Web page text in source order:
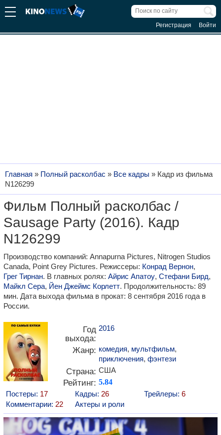
Регистрация Войти
Главная » Полный расколбас » Все кадры » Кадр из фильма
N126299
Фильм Полный расколбас /
Sausage Party (2016). Кадр
N126299
Производство компаний: Annapurna Pictures, Nitrogen Studios
Canada, Point Grey Pictures. Режиссеры: Конрад Вернон,
Грег Тирнан. В главных ролях: Айрис Апатоу, Стефани Бирд,
Майкл Сера, Йен Джеймс Корлетт. Продолжительность: 89
мин. Дата выхода фильма в прокат: 8 сентября 2016 года в
России.
Год
выхода:
2016
Жанр: комедия, мультфильм,
приключения, фэнтези
Страна: США
Рейтинг: 5.84
Постеры: 17 Кадры: 26 Трейлеры: 6
Комментарии: 22 Актеры и роли